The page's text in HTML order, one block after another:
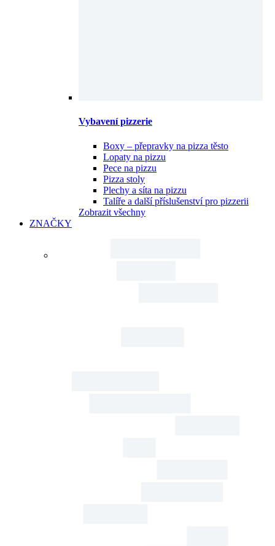
Vybavení pizzerie
Boxy – přepravky na pizza těsto
Lopaty na pizzu
Pece na pizzu
Pizza stoly
Plechy a síta na pizzu
Talíře a další příslušenství pro pizzerii
Zobrazit všechny
ZNAČKY